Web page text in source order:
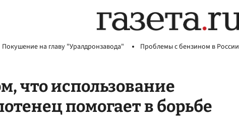
Покушение на главу "Уралдронзавода" Проблемы с бензином в России
что использование
помогает в борьбе